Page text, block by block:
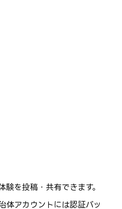
験を投稿・共有できます。
体アカウントには認証バッ